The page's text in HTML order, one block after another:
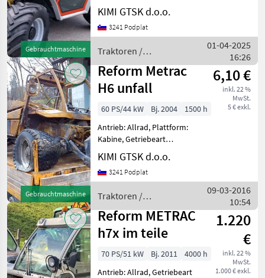
Gebrauchtmaschine
Höchstgeschwindigkeit in
km/h: 40 km/h, Getriebeart
Landmaschine:
Allrad, Plattform: Kabine,
Kreuzsteu
KIMI GTSK d.o.o.
3241 Podplat
Traktoren /
Reform
01-04-2025
16:26
Gebrauchtmaschine
Reform Metrac
H6 unfall
6,10 €
inkl. 22 %
MwSt.
5 € exkl.
60 PS/44 kW Bj. 2004
1500 h
Antrieb: Allrad, Plattform:
Kabine, Getriebeart
Landmaschine: Stufenloses
Getriebe nur im teile
verkaufen , fraegen fur preis
Bergtraks
KIMI GTSK d.o.o.
3241 Podplat
Traktoren /
Reform
09-03-2016
10:54
Reform METRAC
h7x im teile
1.220
€
inkl. 22 %
MwSt.
1.000 € exkl.
70 PS/51 kW Bj. 2011
4000 h
Antrieb: Allrad, Getriebeart